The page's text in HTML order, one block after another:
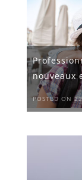
nouveaux
POSTED ON